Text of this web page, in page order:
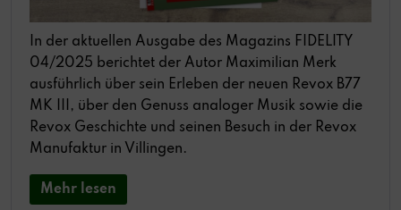
In der aktuellen Ausgabe des Magazins FIDELITY
04/2025 berichtet der Autor Maximilian Merk
ausführlich über sein Erleben der neuen Revox B77
MK III, über den Genuss analoger Musik sowie die
Revox Geschichte und seinen Besuch in der Revox
Manufaktur in Villingen.
Mehr lesen